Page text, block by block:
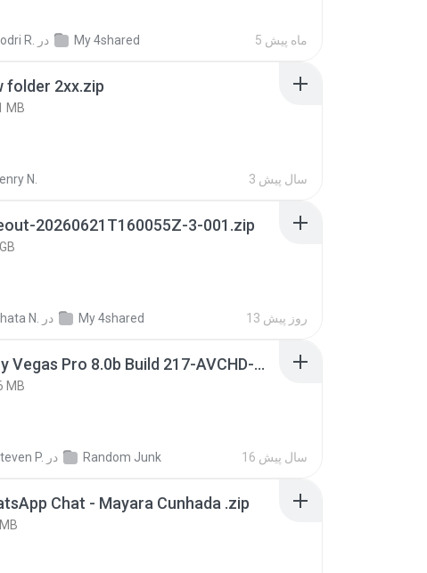
R. در My 4shared 5 ماه پیش
folder 2xx.zip
MB
N. 3 سال پیش
20260621T160055Z-3-001.zip
N. در My 4shared 13 روز پیش
Sony Vegas Pro 8.0b Build 217-AVCHD-MPG-AC3 FIXED.7z
MB
P. در Random Junk 16 سال پیش
Chat - Mayara Cunhada .zip